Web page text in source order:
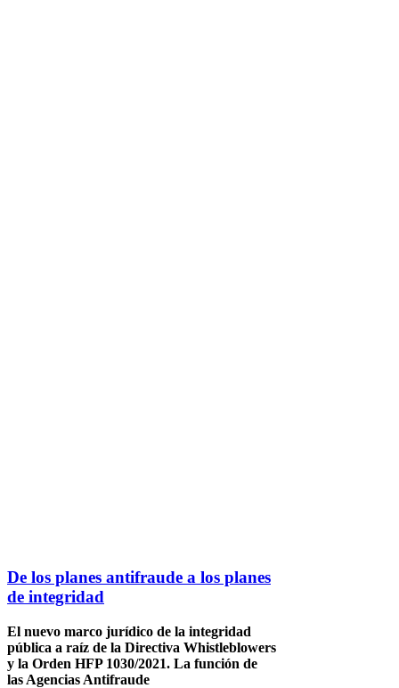
De los planes antifraude a los planes
de integridad
El nuevo marco jurídico de la integridad
pública a raíz de la Directiva Whistleblowers
y la Orden HFP 1030/2021. La función de
las Agencias Antifraude